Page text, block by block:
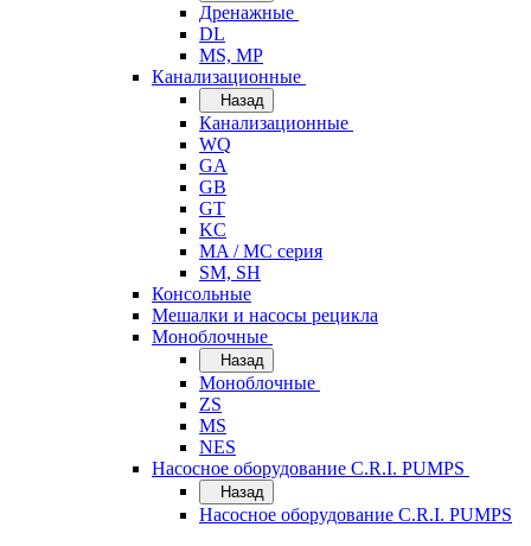
Дренажные
DL
MS, MP
Канализационные
Назад
Канализационные
WQ
GA
GB
GT
KC
MA / MC серия
SM, SH
Консольные
Мешалки и насосы рецикла
Моноблочные
Назад
Моноблочные
ZS
MS
NES
Насосное оборудование C.R.I. PUMPS
Назад
Насосное оборудование C.R.I. PUMPS